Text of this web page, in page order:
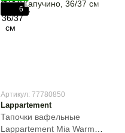
6
Артикул: 77780850
Lappartement
Тапочки вафельные
Lappartement Mia Warm